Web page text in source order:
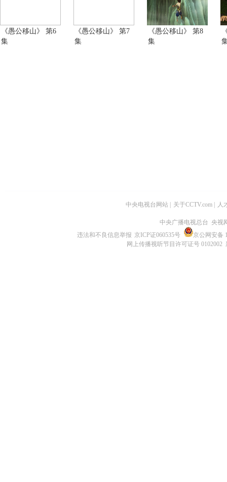
《愚公移山》 第6
集
《愚公移山》 第7
集
《愚公移山》 第8
集
中央电视台网站 关于CCTV.com 人
中央广播电视总台 央视
违法和不良信息举报 京ICP证060535号
京公网安备
网上传播视听节目许可证号 0102002